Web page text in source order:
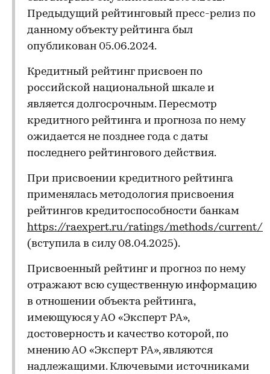
Предыдущий рейтинговый пресс-релиз по
данному объекту рейтинга был
опубликован 05.06.2024.
Кредитный рейтинг присвоен по
российской национальной шкале и
является долгосрочным. Пересмотр
кредитного рейтинга и прогноза по нему
ожидается не позднее года с даты
последнего рейтингового действия.
При присвоении кредитного рейтинга
применялась методология присвоения
рейтингов кредитоспособности банкам
https://raexpert.ru/ratings/methods/current/
(вступила в силу 08.04.2025).
Присвоенный рейтинг и прогноз по нему
отражают всю существенную информацию
в отношении объекта рейтинга,
имеющуюся у АО «Эксперт РА»,
достоверность и качество которой, по
мнению АО «Эксперт РА», являются
надлежащими. Ключевыми источниками